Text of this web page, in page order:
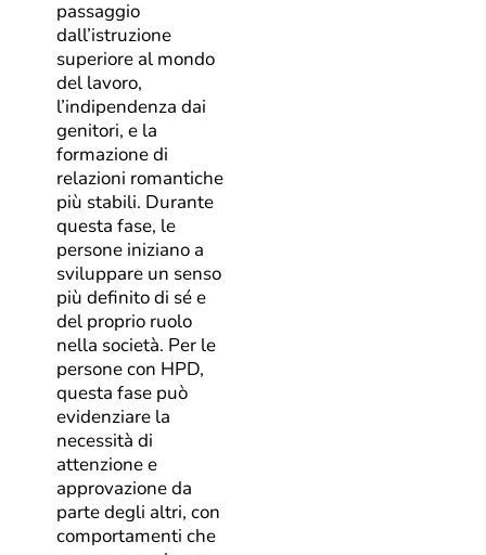
passaggio
dall’istruzione
superiore al mondo
del lavoro,
l’indipendenza dai
genitori, e la
formazione di
relazioni romantiche
più stabili. Durante
questa fase, le
persone iniziano a
sviluppare un senso
più definito di sé e
del proprio ruolo
nella società. Per le
persone con HPD,
questa fase può
evidenziare la
necessità di
attenzione e
approvazione da
parte degli altri, con
comportamenti che